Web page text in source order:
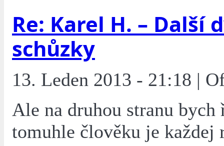
Re: Karel H. – Další
schůzky
13. Leden 2013 - 21:18 |
Ale na druhou stranu bych
tomuhle člověku je každej